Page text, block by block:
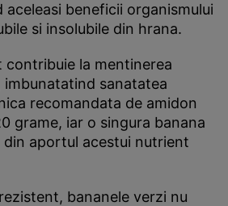
beneficii organismului
si insolubile din hrana.
contribuie la mentinerea
imbunatatind sanatatea
recomandata de amidon
grame, iar o singura banana
din aportul acestui nutrient
bananele verzi nu